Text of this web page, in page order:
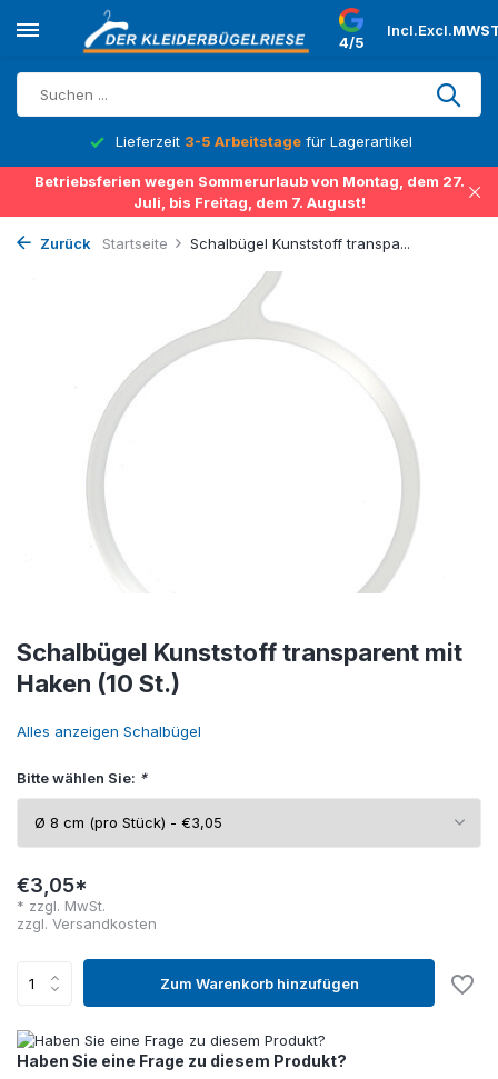
4/5
Incl.Excl.
Lieferzeit 3-5 Arbeitstage für Lagerartikel
Betriebsferien wegen Sommerurlaub von Montag, dem 27.
Juli, bis Freitag, dem 7. August!
Zurück Startseite Schalbügel Kunststoff transpa...
Schalbügel Kunststoff transparent mit
Haken (10 St.)
Alles anzeigen Schalbügel
Bitte wählen Sie: *
€3,05*
* zzgl. MwSt.
zzgl. Versandkosten
Zum Warenkorb hinzufügen
Haben Sie eine Frage zu diesem Produkt?